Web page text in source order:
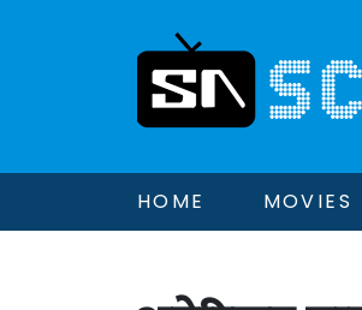
HOME MOVIES